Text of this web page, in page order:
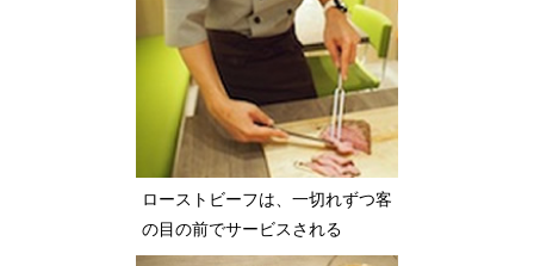
ローストビーフは、一切れずつ客
の目の前でサービスされる